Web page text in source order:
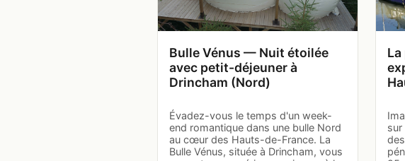
Bulle Vénus — Nuit étoilée
avec petit-déjeuner à
Drincham (Nord)
Évadez-vous le temps d'un week-
end romantique dans une bulle Nord
au cœur des Hauts-de-France. La
Bulle Vénus, située à Drincham, vous
sur